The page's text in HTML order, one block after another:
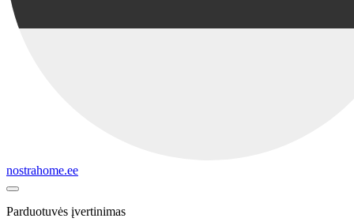
nostrahome.ee
Parduotuvės įvertinimas